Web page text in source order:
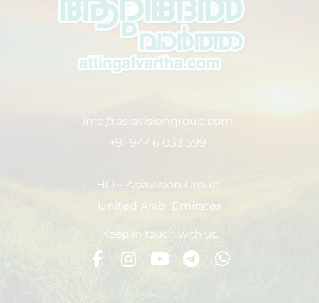
info@asiavisiongroup.com
+91 9446 033 599
HO – Asiavision Group
United Arab Emirates
Keep in touch with us.